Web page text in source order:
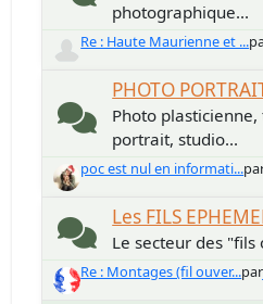
photographique...
Re : Haute Maurienne et ...
PHOTO
Photo
portrait, studio...
poc est nul en informati...
Les FILS
Le secteur des "fils
Re : Montages (fil ouver...par